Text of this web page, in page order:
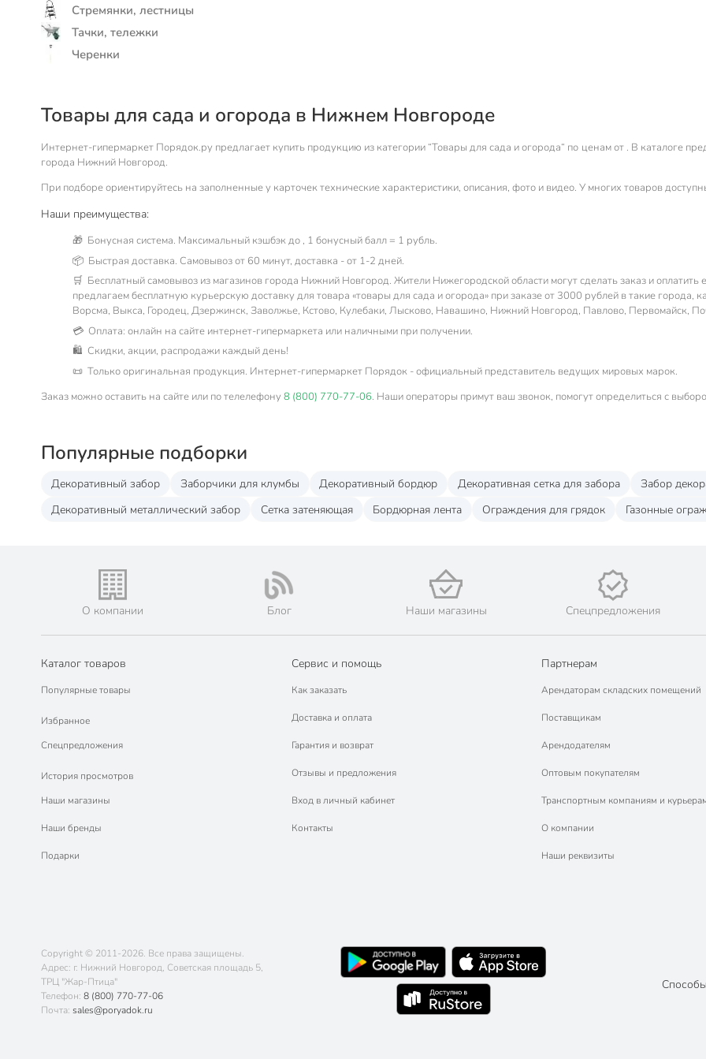
Стремянки, лестницы
Тачки, тележки
Черенки
Товары для сада и огорода в Нижнем Новгороде
Интернет-гипермаркет Порядок.ру предлагает купить продукцию из категории “Товары для сада и огорода“ по ценам от . В каталоге
города Нижний Новгород.
При подборе ориентируйтесь на заполненные у карточек технические характеристики, описания, фото и видео. У многих товаров
Наши преимущества:
🎁 Бонусная система. Максимальный кэшбэк до , 1 бонусный балл = 1 рубль.
📦 Быстрая доставка. Самовывоз от 60 минут, доставка - от 1-2 дней.
🛒 Бесплатный самовывоз из магазинов города Нижний Новгород. Жители Нижегородской области могут сделать заказ и
предлагаем бесплатную курьерскую доставку для товара «товары для сада и огорода» при заказе от 3000 рублей в такие
Ворсма, Выкса, Городец, Дзержинск, Заволжье, Кстово, Кулебаки, Лысково, Навашино, Нижний Новгород, Павлово, Первомайск,
💳 Оплата: онлайн на сайте интернет-гипермаркета или наличными при получении.
🛍 Скидки, акции, распродажи каждый день!
📜 Только оригинальная продукция. Интернет-гипермаркет Порядок - официальный представитель ведущих мировых марок.
Заказ можно оставить на сайте или по телелефону 8 (800) 770-77-06. Наши операторы примут ваш звонок, помогут определиться с
Популярные подборки
Декоративный забор Заборчики для клумбы Декоративный бордюр Декоративная сетка для забора
Забор
Декоративный металлический забор
Сетка затеняющая Бордюрная лента Ограждения для грядок Газонные
О компании Блог Наши магазины Спецпредложения
Каталог товаров
Популярные товары
Избранное
Спецпредложения
История просмотров
Наши магазины
Наши бренды
Подарки
Сервис и помощь
Как заказать
Доставка и оплата
Гарантия и возврат
Отзывы и предложения
Вход в личный кабинет
Контакты
Партнерам
Арендаторам складских помещений
Поставщикам
Арендодателям
Оптовым покупателям
Транспортным компаниям и
О компании
Наши реквизиты
Copyright © 2011-2026. Все права защищены.
Адрес: г. Нижний Новгород, Советская площадь 5,
ТРЦ "Жар-Птица"
Телефон: 8 (800) 770-77-06
Почта: sales@poryadok.ru